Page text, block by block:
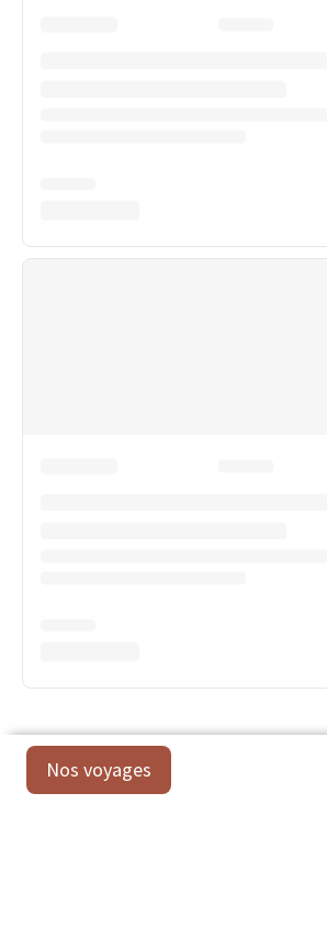
Nos voyages